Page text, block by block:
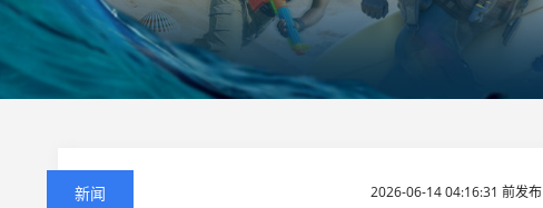
新闻 2026-06-14 04:16:31 前发布